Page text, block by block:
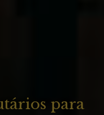
para